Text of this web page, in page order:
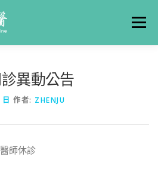
選單
診異動公告
作者: ZHENJU
師休診